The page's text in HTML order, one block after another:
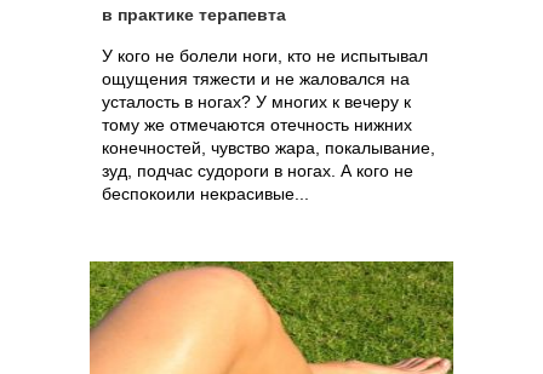
в практике терапевта
У кого не болели ноги, кто не испытывал
ощущения тяжести и не жаловался на
усталость в ногах? У многих к вечеру к
тому же отмечаются отечность нижних
конечностей, чувство жара, покалывание,
зуд, подчас судороги в ногах. А кого не
беспокоили некрасивые...